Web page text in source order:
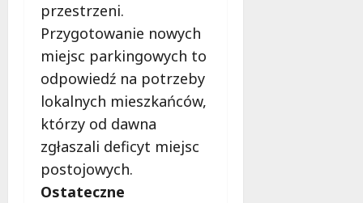
przestrzeni.
Przygotowanie nowych
miejsc parkingowych to
odpowiedź na potrzeby
lokalnych mieszkańców,
którzy od dawna
zgłaszali deficyt miejsc
postojowych.
Ostateczne